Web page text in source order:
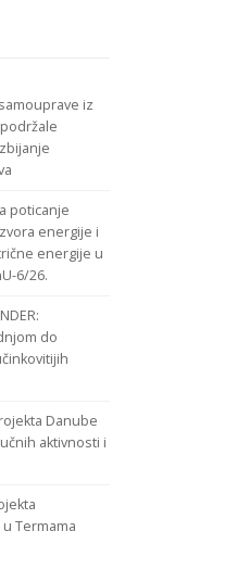
iz
poticanje
energije i
energije u
6/26.
do
Danube
aktivnosti i
Termama